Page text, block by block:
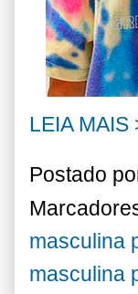
LEIA MAIS
Postado
masculina
masculina